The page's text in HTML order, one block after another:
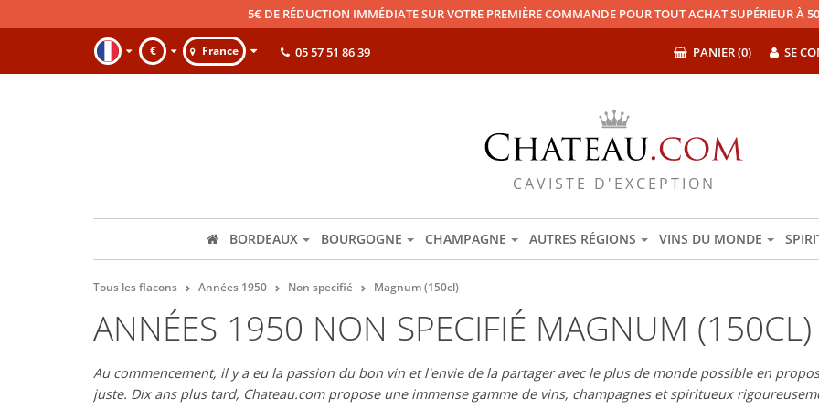
5€ DE RÉDUCTION IMMÉDIATE SUR VOTRE PREMIÈRE COMMANDE POUR TOUT ACHAT SUPÉRIEUR À
€ France SE
PANIER (0)
05 57 51 86 39
CAVISTE D'EXCEPTION
BORDEAUX BOURGOGNE CHAMPAGNE AUTRES RÉGIONS VINS DU MONDE
Tous les flacons Années 1950 Non specifié Magnum (150cl)
ANNÉES 1950 NON SPECIFIÉ MAGNUM (150CL)
Au commencement, il y a eu la passion du bon vin et l'envie de la partager avec le plus de monde possible en
juste. Dix ans plus tard, Chateau.com propose une immense gamme de vins, champagnes et spiritueux